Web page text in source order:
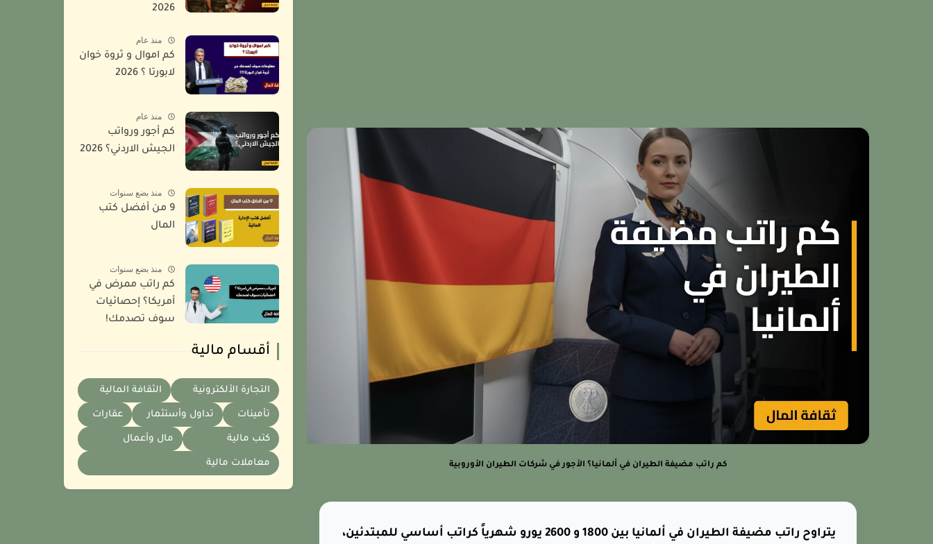
كم راتب مضيفة الطيران في ألمانيا؟ الأجور في شركات الطيران الأوروبية
يتراوح راتب مضيفة الطيران في ألمانيا بين 1800 و 2600 يورو شهرياً كراتب أساسي للمبتدئين،
2026
منذ عام
كم اموال و ثروة خوان
لابورتا ؟ 2026
منذ عام
كم أجور ورواتب
الجيش الاردني؟ 2026
منذ بضع سنوات
9 من أفضل كتب
المال
منذ بضع سنوات
كم راتب ممرض في
أمريكا؟ إحصائيات
سوف تصدمك!
أقسام مالية
التجارة الألكترونية الثقافة المالية
تأمينات تداول وأستثمار عقارات
كتب مالية مال وأعمال
معاملات مالية